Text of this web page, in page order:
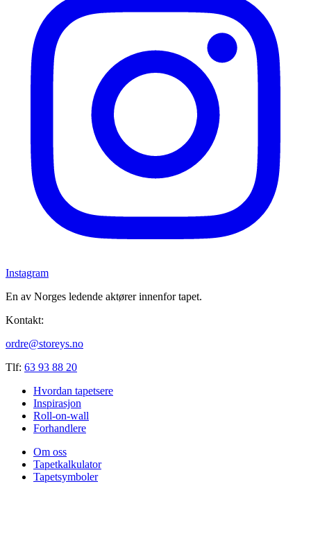
Instagram
En av Norges ledende aktører innenfor tapet.
Kontakt:
ordre@storeys.no
Tlf: 63 93 88 20
Hvordan tapetsere
Inspirasjon
Roll-on-wall
Forhandlere
Om oss
Tapetkalkulator
Tapetsymboler